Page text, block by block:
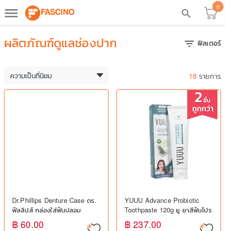
dehaze search
0
ผลิตภัณฑ์ดูแลช่องปาก filter_list ฟิลเตอร์
18 รายการ
Dr.Phillips Denture Case ดร.
ฟิลลิปส์ กล่องใส่ฟันปลอม
฿ 60.00
YUUU Advance Probiotic
Toothpaste 120g ยู ยาสีฟันโปร
ไบโอติก ลดเสียวฟัน
฿ 237.00